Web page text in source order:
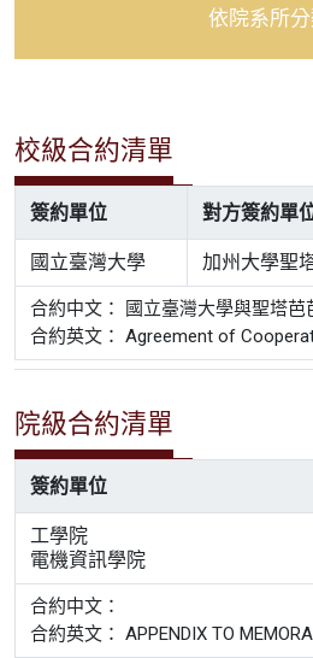
依院系所
校級合約清單
簽約單位 對方簽約單
國立臺灣大學 加州大學聖
合約中文： 國立臺灣大學與聖塔
合約英文： Agreement of
院級合約清單
簽約單位
工學院
電機資訊學院
合約中文：
合約英文： APPENDIX TO